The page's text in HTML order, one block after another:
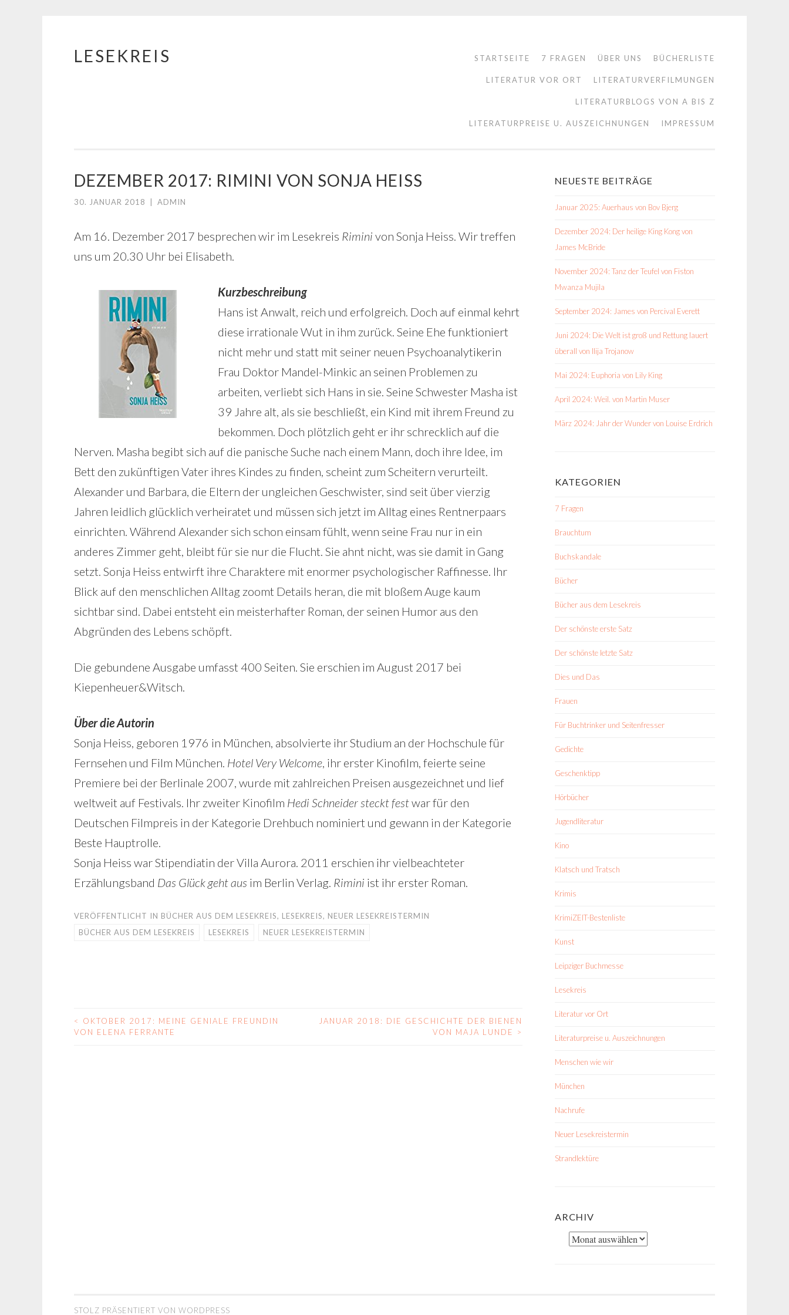
Springe
LESEKREIS STARTSEITE 7 FRAGEN ÜBER UNS BÜCHERLISTE
LITERATUR VOR ORT LITERATURVERFILMUNGEN
LITERATURBLOGS VON A BIS Z
LITERATURPREISE U. AUSZEICHNUNGEN IMPRESSUM
DEZEMBER 2017: RIMINI VON SONJA HEISS
30. JANUAR 2018 ADMIN
Am 16. Dezember 2017 besprechen wir im Lesekreis Rimini von Sonja Heiss. Wir treffen
uns um 20.30 Uhr bei Elisabeth.
Kurzbeschreibung
Hans ist Anwalt, reich und erfolgreich. Doch auf einmal kehrt
diese irrationale Wut in ihm zurück. Seine Ehe funktioniert
nicht mehr und statt mit seiner neuen Psychoanalytikerin
Frau Doktor Mandel-Minkic an seinen Problemen zu
arbeiten, verliebt sich Hans in sie. Seine Schwester Masha ist
39 Jahre alt, als sie beschließt, ein Kind mit ihrem Freund zu
bekommen. Doch plötzlich geht er ihr schrecklich auf die
Nerven. Masha begibt sich auf die panische Suche nach einem Mann, doch ihre Idee, im
Bett den zukünftigen Vater ihres Kindes zu finden, scheint zum Scheitern verurteilt.
Alexander und Barbara, die Eltern der ungleichen Geschwister, sind seit über vierzig
Jahren leidlich glücklich verheiratet und müssen sich jetzt im Alltag eines Rentnerpaars
einrichten. Während Alexander sich schon einsam fühlt, wenn seine Frau nur in ein
anderes Zimmer geht, bleibt für sie nur die Flucht. Sie ahnt nicht, was sie damit in Gang
setzt. Sonja Heiss entwirft ihre Charaktere mit enormer psychologischer Raffinesse. Ihr
Blick auf den menschlichen Alltag zoomt Details heran, die mit bloßem Auge kaum
sichtbar sind. Dabei entsteht ein meisterhafter Roman, der seinen Humor aus den
Abgründen des Lebens schöpft.
Die gebundene Ausgabe umfasst 400 Seiten. Sie erschien im August 2017 bei
Kiepenheuer&Witsch.
Über die Autorin
Sonja Heiss, geboren 1976 in München, absolvierte ihr Studium an der Hochschule für
Fernsehen und Film München. Hotel Very Welcome, ihr erster Kinofilm, feierte seine
Premiere bei der Berlinale 2007, wurde mit zahlreichen Preisen ausgezeichnet und lief
weltweit auf Festivals. Ihr zweiter Kinofilm Hedi Schneider steckt festwar für den
Deutschen Filmpreis in der Kategorie Drehbuch nominiert und gewann in der Kategorie
Beste Hauptrolle.
Sonja Heiss war Stipendiatin der Villa Aurora. 2011 erschien ihr vielbeachteter
Erzählungsband Das Glück geht aus im Berlin Verlag. Rimini ist ihr erster Roman.
VERÖFFENTLICHT IN BÜCHER AUS DEM LESEKREIS, LESEKREIS, NEUER LESEKREISTERMIN
BÜCHER AUS DEM LESEKREIS
LESEKREIS NEUER LESEKREISTERMIN
BEITRAGS-
<
OKTOBER 2017: MEINE GENIALE FREUNDIN
VON ELENA FERRANTE
JANUAR 2018: DIE GESCHICHTE DER BIENEN
VON MAJA LUNDE >
NEUESTE BEITRÄGE
Januar 2025: Auerhaus von Bov Bjerg
Dezember 2024: Der heilige King Kong von
James McBride
November 2024: Tanz der Teufel von Fiston
Mwanza Mujila
September 2024: James von Percival Everett
Juni 2024: Die Welt ist groß und Rettung lauert
überall von Ilija Trojanow
Mai 2024: Euphoria von Lily King
April 2024: Weil. von Martin Muser
März 2024: Jahr der Wunder von Louise Erdrich
KATEGORIEN
7 Fragen
Brauchtum
Buchskandale
Bücher
Bücher aus dem Lesekreis
Der schönste erste Satz
Der schönste letzte Satz
Dies und Das
Frauen
Für Buchtrinker und Seitenfresser
Gedichte
Geschenktipp
Hörbücher
Jugendliteratur
Kino
Klatsch und Tratsch
Krimis
KrimiZEIT-Bestenliste
Kunst
Leipziger Buchmesse
Lesekreis
Literatur vor Ort
Literaturpreise u. Auszeichnungen
Menschen wie wir
München
Nachrufe
Neuer Lesekreistermin
Strandlektüre
ARCHIV
Archiv
STOLZ PRÄSENTIERT VON WORDPRESS